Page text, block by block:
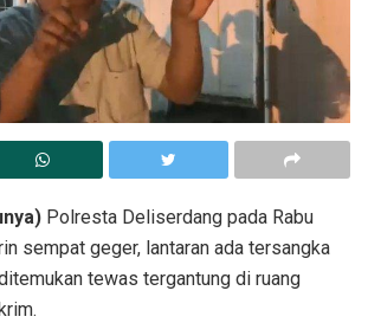
Polresta Deliserdang pada Rabu
sempat geger, lantaran ada tersangka
tewas tergantung di ruang